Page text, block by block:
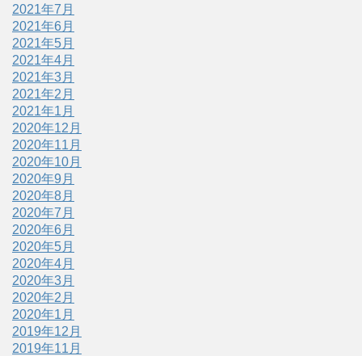
2021年7月
2021年6月
2021年5月
2021年4月
2021年3月
2021年2月
2021年1月
2020年12月
2020年11月
2020年10月
2020年9月
2020年8月
2020年7月
2020年6月
2020年5月
2020年4月
2020年3月
2020年2月
2020年1月
2019年12月
2019年11月